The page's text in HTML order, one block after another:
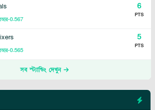
-0.567
6
PTS
-0.565
5
PTS
সব স্ট্যান্ডিং দেখুন